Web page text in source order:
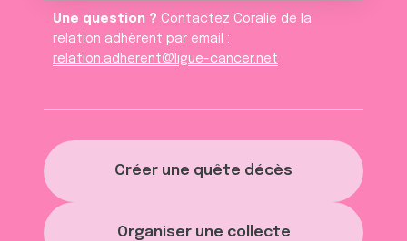
Créer une quête décès
Organiser une collecte
Une question ? Contactez Coralie de la
relation adhèrent par email :
relation.adherent@ligue-cancer.net